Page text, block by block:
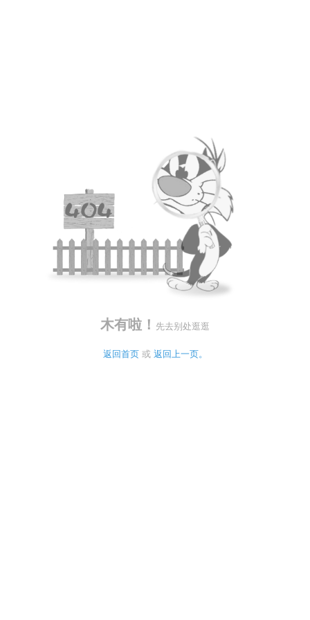
木有啦！ 先去别处逛逛
返回首页 或 返回上一页。